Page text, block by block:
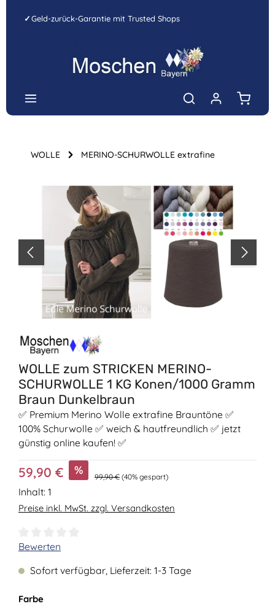
Zum Hauptinhalt springen
✓Geld-zurück-Garantie mit Trusted Shops
WOLLE MERINO-SCHURWOLLE extrafine
Bildergalerie überspringen
WOLLE zum STRICKEN MERINO-
SCHURWOLLE 1 KG Konen/1000 Gramm
Braun Dunkelbraun
✅ Premium Merino Wolle extrafine Brauntöne ✅
100% Schurwolle ✅ weich & hautfreundlich ✅ jetzt
günstig online kaufen! ✅
Verkaufspreis:
59,90 € % Regulärer Preis:
99,90 € (40% gespart)
Inhalt: 1
Preise inkl. MwSt. zzgl. Versandkosten
Durchschnittliche Bewertung von 0 von 5 Sternen
Bewerten
Sofort verfügbar, Lieferzeit: 1-3 Tage
Farbeauswählen